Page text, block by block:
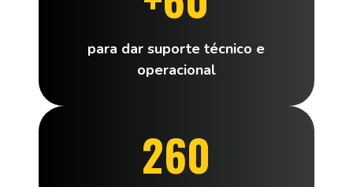
para dar suporte técnico e
operacional
260